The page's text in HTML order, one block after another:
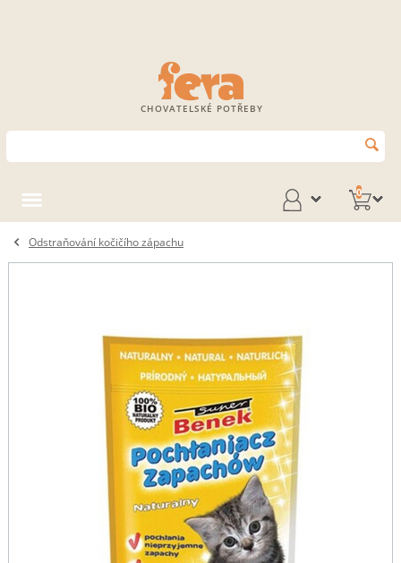
CHOVATELSKÉ POTŘEBY
0
Odstraňování kočičího zápachu